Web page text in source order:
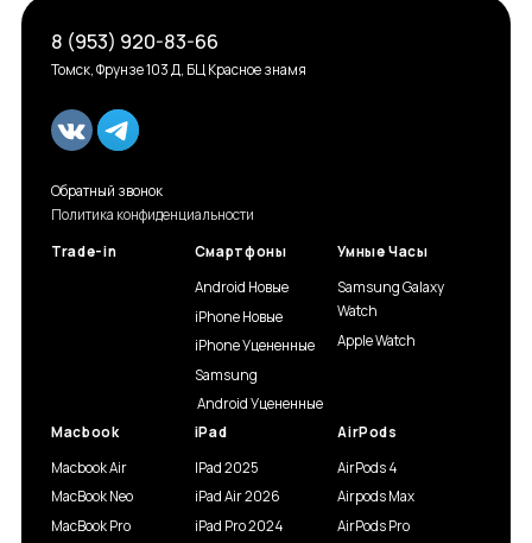
Trade-in
Смартфоны
Android Новые
iPhone Новые
iPhone Уцененные
Samsung
Android Уцененные
Умные Часы
Samsung Galaxy
Watch
Apple Watch
Macbook
Macbook Air
MacBook Neo
MacBook Pro
iPad
IPad 2025
iPad Air 2026
iPad Pro 2024
AirPods
AirPods 4
Airpods Max
AirPods Pro
8 (953) 920-83-66
Томск, Фрунзе 103 Д, БЦ Красное знамя
Обратный звонок
Политика конфиденциальности